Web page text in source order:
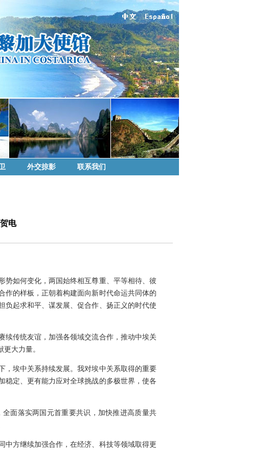
外交掠影 联系我们
电
势如何变化，两国始终相互尊重、平等相待、彼
作的样板，正朝着构建面向新时代命运共同体的
负起求和平、谋发展、促合作、扬正义的时代使
续传统友谊，加强各领域交流合作，推动中埃关
大力量。
，埃中关系持续发展。我对埃中关系取得的重要
稳定、更有能力应对全球挑战的多极世界，使各
面落实两国元首重要共识，加快推进高质量共
中方继续加强合作，在经济、科技等领域取得更